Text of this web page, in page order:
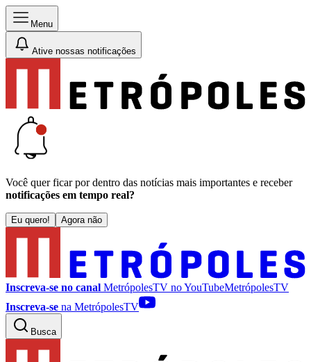
Menu
Ative nossas notificações
Você quer ficar por dentro das notícias mais importantes e receber
notificações em tempo real?
Eu quero! Agora não
Inscreva-se no canal MetrópolesTV noYouTubeMetrópolesTV
Inscreva-se na MetrópolesTV
Busca